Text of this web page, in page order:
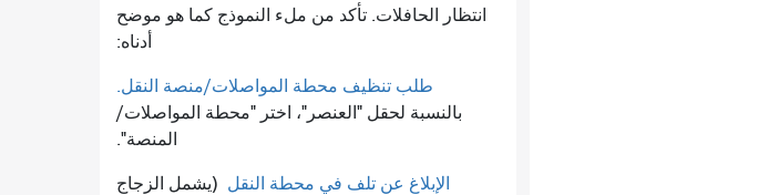
انتظار الحافلات. تأكد من ملء النموذج كما هو موضح
أدناه:
طلب تنظيف محطة المواصلات/منصة النقل.
بالنسبة لحقل "العنصر"، اختر "محطة المواصلات/
المنصة".
الإبلاغ عن تلف في محطة النقل (يشمل الزجاج